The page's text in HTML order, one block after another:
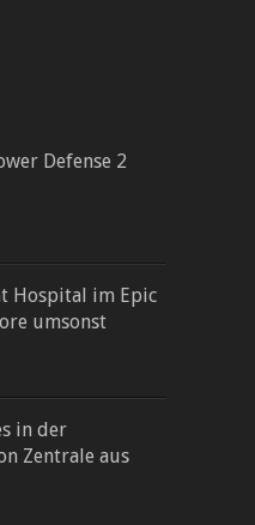
Defense 2
Hospital im Epic
umsonst
in der
Zentrale aus